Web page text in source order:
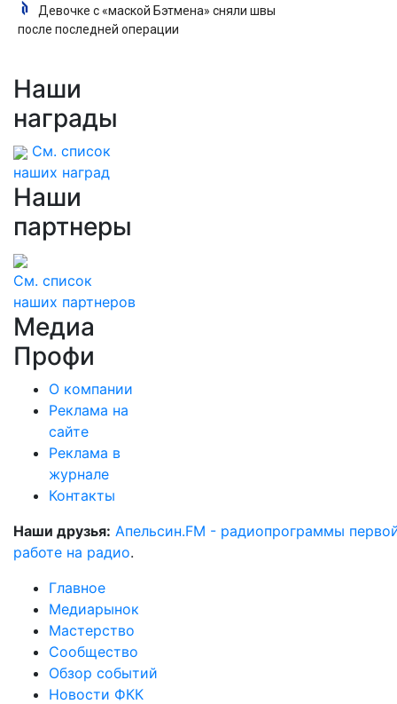
Девочке с «маской Бэтмена» сняли швы
после последней операции
Наши
награды
См. список
наших наград
Наши
партнеры
См. список
наших партнеров
Медиа
Профи
О компании
Реклама на
сайте
Реклама в
журнале
Контакты
Наши друзья: Апельсин.FM - радиопрограммы
работе на радио.
Главное
Медиарынок
Мастерство
Сообщество
Обзор событий
Новости ФКК